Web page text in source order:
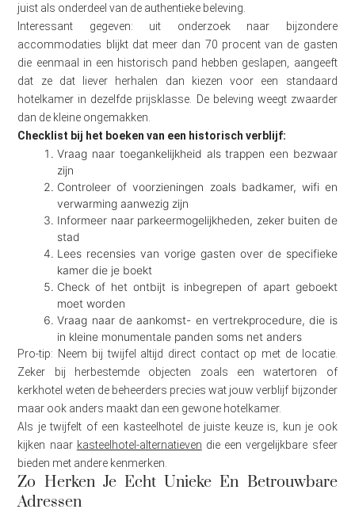
juist als onderdeel van de authentieke beleving.
Interessant gegeven: uit onderzoek naar bijzondere
accommodaties blijkt dat meer dan 70 procent van de gasten
die eenmaal in een historisch pand hebben geslapen, aangeeft
dat ze dat liever herhalen dan kiezen voor een standaard
hotelkamer in dezelfde prijsklasse. De beleving weegt zwaarder
dan de kleine ongemakken.
Checklist bij het boeken van een historisch verblijf:
Vraag naar toegankelijkheid als trappen een bezwaar
zijn
Controleer of voorzieningen zoals badkamer, wifi en
verwarming aanwezig zijn
Informeer naar parkeermogelijkheden, zeker buiten de
stad
Lees recensies van vorige gasten over de specifieke
kamer die je boekt
Check of het ontbijt is inbegrepen of apart geboekt
moet worden
Vraag naar de aankomst- en vertrekprocedure, die is
in kleine monumentale panden soms net anders
Pro-tip: Neem bij twijfel altijd direct contact op met de locatie.
Zeker bij herbestemde objecten zoals een watertoren of
kerkhotel weten de beheerders precies wat jouw verblijf bijzonder
maar ook anders maakt dan een gewone hotelkamer.
Als je twijfelt of een kasteelhotel de juiste keuze is, kun je ook
kijken naar kasteelhotel-alternatieven die een vergelijkbare sfeer
bieden met andere kenmerken.
Zo Herken Je Echt Unieke En Betrouwbare
Adressen